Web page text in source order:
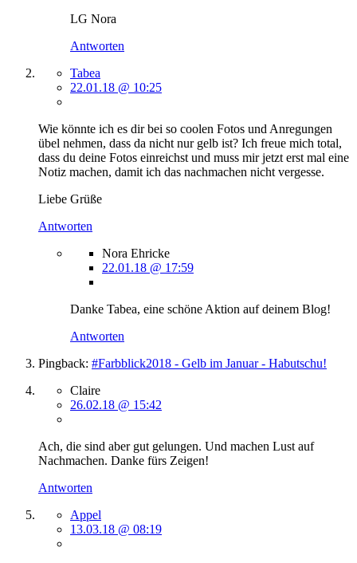
LG Nora
Antworten
Tabea
22.01.18 @ 10:25
Wie könnte ich es dir bei so coolen Fotos und Anregungen
übel nehmen, dass da nicht nur gelb ist? Ich freue mich total,
dass du deine Fotos einreichst und muss mir jetzt erst mal eine
Notiz machen, damit ich das nachmachen nicht vergesse.
Liebe Grüße
Antworten
Nora Ehricke
22.01.18 @ 17:59
Danke Tabea, eine schöne Aktion auf deinem Blog!
Antworten
Pingback: #Farbblick2018 - Gelb im Januar - Habutschu!
Claire
26.02.18 @ 15:42
Ach, die sind aber gut gelungen. Und machen Lust auf
Nachmachen. Danke fürs Zeigen!
Antworten
Appel
13.03.18 @ 08:19